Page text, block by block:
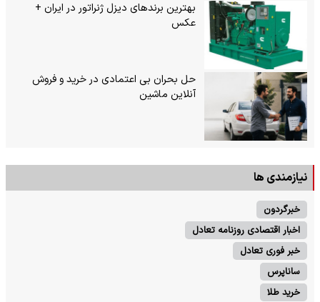
بهترین برندهای دیزل ژنراتور در ایران +
عکس
حل بحران بی‌ اعتمادی در خرید و فروش
آنلاین ماشین
نیازمندی ها
خبرگردون
اخبار اقتصادی روزنامه تعادل
خبر فوری تعادل
ساناپرس
خرید طلا